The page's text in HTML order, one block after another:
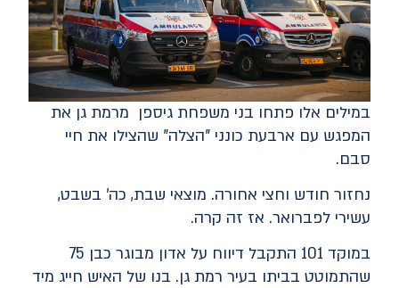
במילים אלו פתחו בני משפחת גיספן מרמת גן את
המפגש עם ארבעת כונני "הצלה" שהצילו את חיי
סבם.
נחזור חודש וחצי אחורה. מוצאי שבת, כה' בשבט,
עשירי לפברואר. אז זה קרה.
במוקד 101 התקבל דיווח על אדון מבוגר כבן 75
שהתמוטט בביתו בעיר רמת גן. בנו של האיש חייג מיד